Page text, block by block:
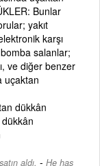
Bunlar
yakıt
karşı
salanlar;
ve diğer benzer
uçaktan
dükkân
aldı. - He has